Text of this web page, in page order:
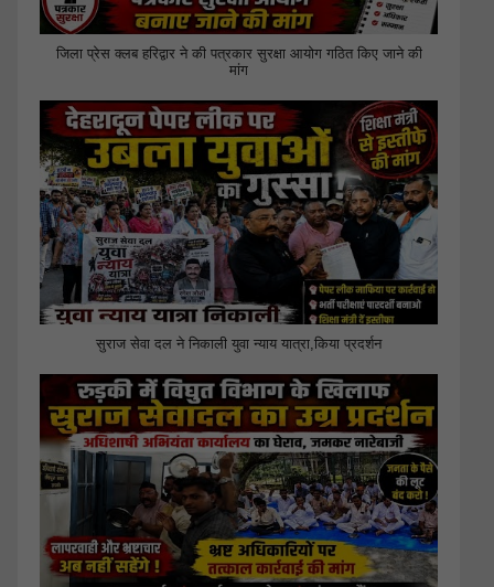
जिला प्रेस क्लब हरिद्वार ने की पत्रकार सुरक्षा आयोग गठित किए जाने की
मांग
सुराज सेवा दल ने निकाली युवा न्याय यात्रा,किया प्रदर्शन